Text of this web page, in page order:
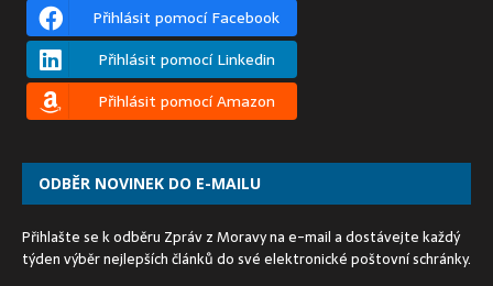
Přihlásit pomocí Facebook
Přihlásit pomocí Linkedin
Přihlásit pomocí Amazon
ODBĚR NOVINEK DO E-MAILU
Přihlašte se k odběru Zpráv z Moravy na e-mail a dostávejte každý
týden výběr nejlepších článků do své elektronické poštovní schránky.